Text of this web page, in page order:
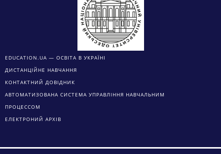
EDUCATION.UA — ОСВІТА В УКРАЇНІ
ДИСТАНЦІЙНЕ НАВЧАННЯ
КОНТАКТНИЙ ДОВІДНИК
АВТОМАТИЗОВАНА СИСТЕМА УПРАВЛІННЯ НАВЧАЛЬНИМ
ПРОЦЕССОМ
ЕЛЕКТРОНИЙ АРХІВ